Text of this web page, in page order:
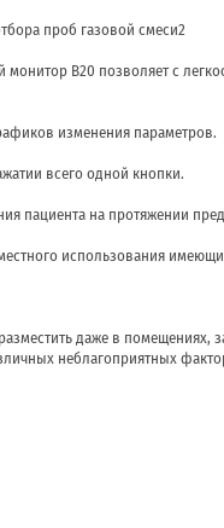
проб газовой смеси2
B20 позволяет с
изменения параметров.
всего одной кнопки.
пациента на протяжении
использования
даже в
неблагоприятных